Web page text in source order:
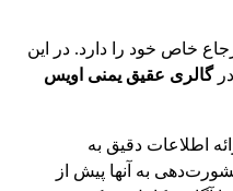
خاص خود را دارد. در این
درگالری عقیق یمنی اویس
اطلاعات دقیق به
به آنها پیش از